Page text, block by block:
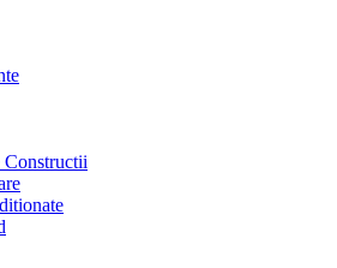
Constructii